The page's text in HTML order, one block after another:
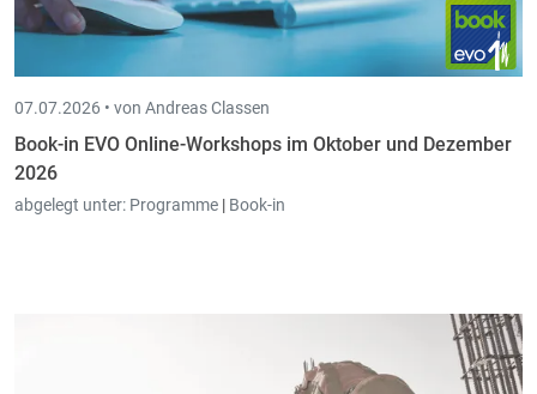
07.07.2026 • von Andreas Classen
Book-in EVO Online-Workshops im Oktober und Dezember
2026
abgelegt unter: Programme | Book-in